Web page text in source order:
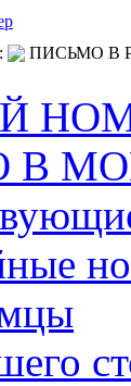
ПИСЬМО В
В